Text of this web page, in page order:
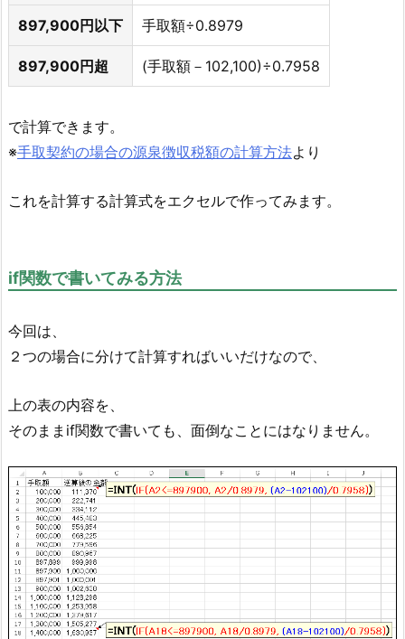
897,900円以下 手取額÷0.8979
897,900円超 (手取額－102,100)÷0.7958
で計算できます。
※手取契約の場合の源泉徴収税額の計算方法より
これを計算する計算式をエクセルで作ってみます。
if関数で書いてみる方法
今回は、
２つの場合に分けて計算すればいいだけなので、
上の表の内容を、
そのままif関数で書いても、面倒なことにはなりません。